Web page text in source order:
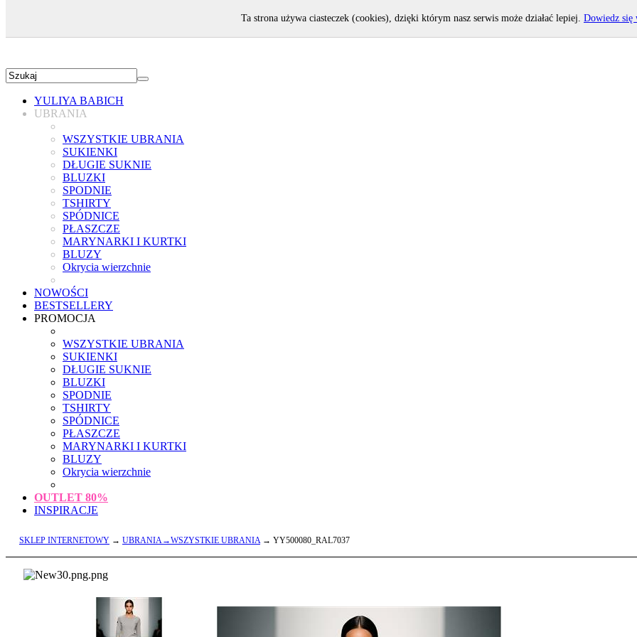
YULIYA BABICH
UBRANIA
WSZYSTKIE UBRANIA
SUKIENKI
DŁUGIE SUKNIE
BLUZKI
SPODNIE
TSHIRTY
SPÓDNICE
PŁASZCZE
MARYNARKI I KURTKI
BLUZY
Okrycia wierzchnie
NOWOŚCI
BESTSELLERY
PROMOCJA
WSZYSTKIE UBRANIA
SUKIENKI
DŁUGIE SUKNIE
BLUZKI
SPODNIE
TSHIRTY
SPÓDNICE
PŁASZCZE
MARYNARKI I KURTKI
BLUZY
Okrycia wierzchnie
OUTLET 80%
INSPIRACJE
SKLEP INTERNETOWY → UBRANIA→WSZYSTKIE UBRANIA→ YY500080_RAL7037
Ta strona używa ciasteczek (cookies), dzięki którym nasz serwis może działać lepiej. Dowiedz się